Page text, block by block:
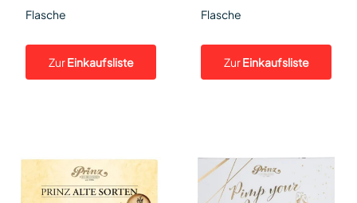
Flasche
ZurEinkaufsliste
Flasche
ZurEinkaufsliste